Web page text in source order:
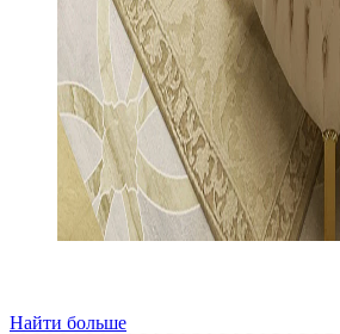
Найти больше